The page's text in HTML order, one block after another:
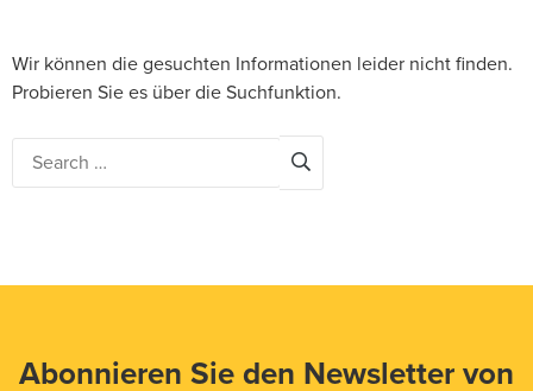
Wir können die gesuchten Informationen leider nicht finden.
Probieren Sie es über die Suchfunktion.
Abonnieren Sie den Newsletter von